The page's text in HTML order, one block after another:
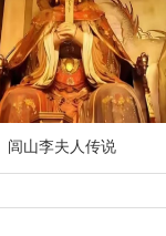
闾山李夫人传说